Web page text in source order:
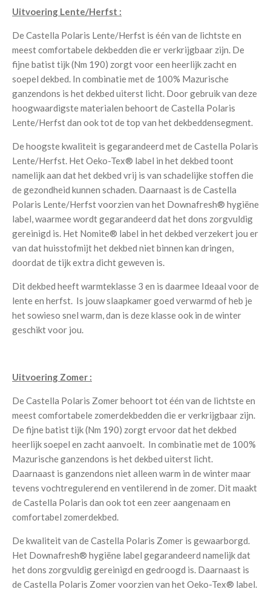
Uitvoering Lente/Herfst :
De Castella Polaris Lente/Herfst is één van de lichtste en
meest comfortabele dekbedden die er verkrijgbaar zijn. De
fijne batist tijk (Nm 190) zorgt voor een heerlijk zacht en
soepel dekbed. In combinatie met de 100% Mazurische
ganzendons is het dekbed uiterst licht. Door gebruik van deze
hoogwaardigste materialen behoort de Castella Polaris
Lente/Herfst dan ook tot de top van het dekbeddensegment.
De hoogste kwaliteit is gegarandeerd met de Castella Polaris
Lente/Herfst. Het Oeko-Tex® label in het dekbed toont
namelijk aan dat het dekbed vrij is van schadelijke stoffen die
de gezondheid kunnen schaden. Daarnaast is de Castella
Polaris Lente/Herfst voorzien van het Downafresh® hygiëne
label, waarmee wordt gegarandeerd dat het dons zorgvuldig
gereinigd is. Het Nomite® label in het dekbed verzekert jou er
van dat huisstofmijt het dekbed niet binnen kan dringen,
doordat de tijk extra dicht geweven is.
Dit dekbed heeft warmteklasse 3 en is daarmee Ideaal voor de
lente en herfst. Is jouw slaapkamer goed verwarmd of heb je
het sowieso snel warm, dan is deze klasse ook in de winter
geschikt voor jou.
Uitvoering Zomer :
De Castella Polaris Zomer behoort tot één van de lichtste en
meest comfortabele zomerdekbedden die er verkrijgbaar zijn.
De fijne batist tijk (Nm 190) zorgt ervoor dat het dekbed
heerlijk soepel en zacht aanvoelt. In combinatie met de 100%
Mazurische ganzendons is het dekbed uiterst licht.
Daarnaast is ganzendons niet alleen warm in de winter maar
tevens vochtregulerend en ventilerend in de zomer. Dit maakt
de Castella Polaris dan ook tot een zeer aangenaam en
comfortabel zomerdekbed.
De kwaliteit van de Castella Polaris Zomer is gewaarborgd.
Het Downafresh® hygiëne label gegarandeerd namelijk dat
het dons zorgvuldig gereinigd en gedroogd is. Daarnaast is
de Castella Polaris Zomer voorzien van het Oeko-Tex® label.